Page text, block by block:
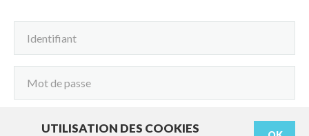
UTILISATION DES COOKIES